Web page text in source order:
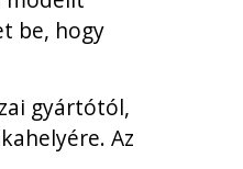
be, hogy
gyártótól,
Az